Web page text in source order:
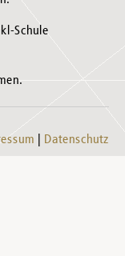
Schule
Datenschutz